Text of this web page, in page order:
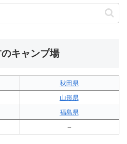
キャンプ場
秋田県
山形県
福島県
–